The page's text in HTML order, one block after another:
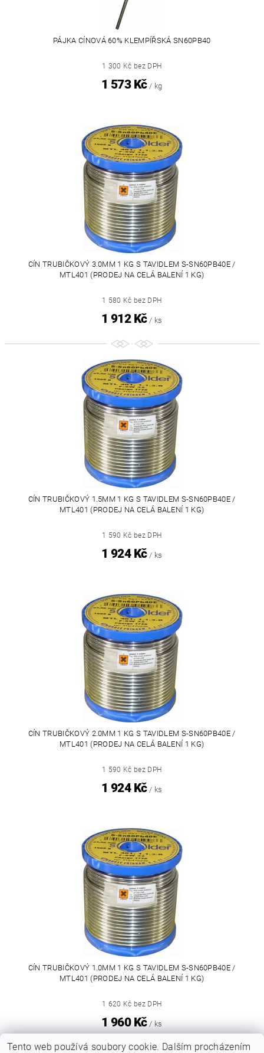
PÁJKA CÍNOVÁ 60% KLEMPÍŘSKÁ SN60PB40
1 300 Kč bez DPH
1 573 Kč / kg
CÍN TRUBIČKOVÝ 3.0MM 1 KG S TAVIDLEM S-SN60PB40E /
MTL401 (PRODEJ NA CELÁ BALENÍ 1 KG)
1 580 Kč bez DPH
1 912 Kč / ks
CÍN TRUBIČKOVÝ 1.5MM 1 KG S TAVIDLEM S-SN60PB40E /
MTL401 (PRODEJ NA CELÁ BALENÍ 1 KG)
1 590 Kč bez DPH
1 924 Kč / ks
CÍN TRUBIČKOVÝ 2.0MM 1 KG S TAVIDLEM S-SN60PB40E /
MTL401 (PRODEJ NA CELÁ BALENÍ 1 KG)
1 590 Kč bez DPH
1 924 Kč / ks
CÍN TRUBIČKOVÝ 1.0MM 1 KG S TAVIDLEM S-SN60PB40E /
MTL401 (PRODEJ NA CELÁ BALENÍ 1 KG)
1 620 Kč bez DPH
1 960 Kč / ks
Tento web používá soubory cookie. Dalším procházením